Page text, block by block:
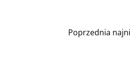
Poprzednia